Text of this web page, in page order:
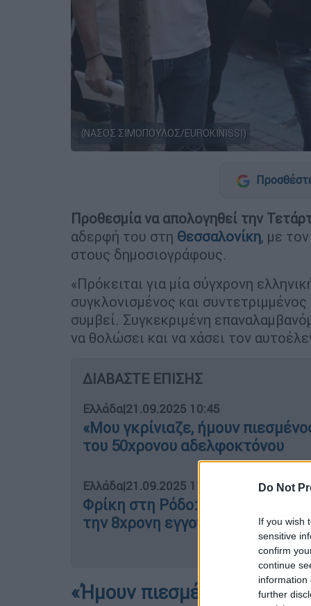
Do Not
If you wish
sensitive
confirm
continue
information
further
(ΝΑΣΟΣ ΣΙΜΟΠΟΥΛΟΣ/EUROKINISSI)
Προθεσμία να απολογηθεί την
αδερφή του στη Θεσσαλονίκη, με
στους δημοσιογράφους.
«Πρόκειται για μία σύγχρονη
συγκλονισμένος και συντετριμμένος
συμβεί. Συγκεκριμένη
να θολώσει και να χάσει τον
ΔΙΑΒΑΣΤΕ ΕΠΙΣΗΣ
Ελλάδα|21.09.2025 10:45
«Μου γκρίνιαζε, ήμουν
του 50χρονου αδελφοκτόνου
Ελλάδα|21.09.2025 11:43
Φρίκη στη Ρόδο: 83χρονος
την 8χρονη εγγονή του
«Ήμουν πιεσμένος και τη